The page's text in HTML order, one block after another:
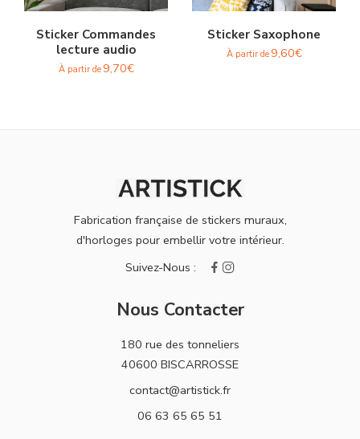
Sticker Commandes
lecture audio
À partir de9,70€
Sticker Saxophone
À partir de9,60€
Fabrication française de stickers muraux,
d'horloges pour embellir votre intérieur.
Nous Contacter
180 rue des tonneliers
40600 BISCARROSSE
contact@artistick.fr
06 63 65 65 51